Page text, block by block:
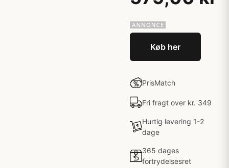
Køb her
PrisMatch
Fri fragt over kr. 349
Hurtig levering 1-2
dage
365 dages
fortrydelsesret